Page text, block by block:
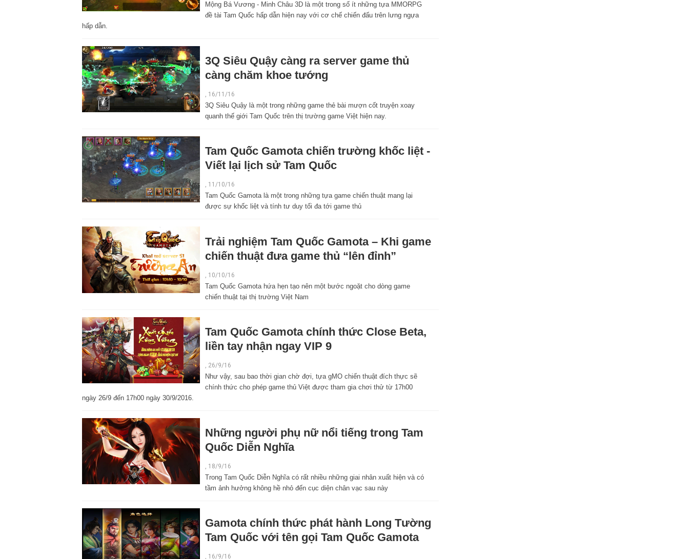
Mộng Bá Vương - Minh Châu 3D là một trong số ít những tựa MMORPG
đề tài Tam Quốc hấp dẫn hiện nay với cơ chế chiến đấu trên lưng ngựa
hấp dẫn.
3Q Siêu Quậy càng ra server game thủ
càng chăm khoe tướng
, 16/11/16
3Q Siêu Quậy là một trong những game thẻ bài mượn cốt truyện xoay
quanh thế giới Tam Quốc trên thị trường game Việt hiện nay.
Tam Quốc Gamota chiến trường khốc liệt -
Viết lại lịch sử Tam Quốc
, 11/10/16
Tam Quốc Gamota là một trong những tựa game chiến thuật mang lại
được sự khốc liệt và tính tư duy tối đa tới game thủ
Trải nghiệm Tam Quốc Gamota – Khi game
chiến thuật đưa game thủ “lên đỉnh”
10/10/16
Tam Quốc Gamota hứa hẹn tạo nên một bước ngoặt cho dòng game
chiến thuật tại thị trường Việt Nam
Tam Quốc Gamota chính thức Close Beta,
liền tay nhận ngay VIP 9
, 26/9/16
Như vậy, sau bao thời gian chờ đợi, tựa gMO chiến thuật đích thực sẽ
chính thức cho phép game thủ Việt được tham gia chơi thử từ 17h00
ngày 26/9 đến 17h00 ngày 30/9/2016.
Những người phụ nữ nổi tiếng trong Tam
Quốc Diễn Nghĩa
, 18/9/16
Trong Tam Quốc Diễn Nghĩa có rất nhiều những giai nhân xuất hiện và có
tầm ảnh hưởng không hề nhỏ đến cục diện chân vạc sau này
Gamota chính thức phát hành Long Tường
Tam Quốc với tên gọi Tam Quốc Gamota
, 16/9/16